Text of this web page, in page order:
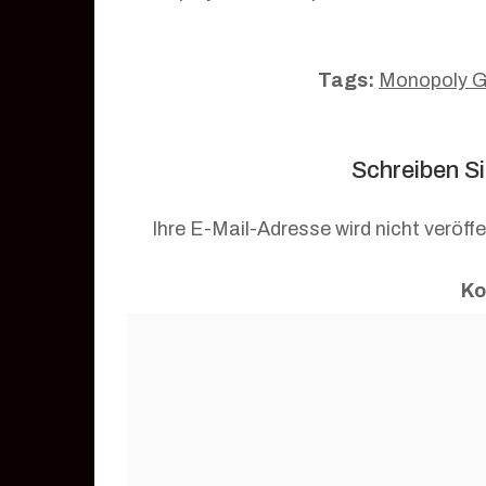
Tags: Monopoly
Schreiben
Ihre E-Mail-Adresse wird nicht